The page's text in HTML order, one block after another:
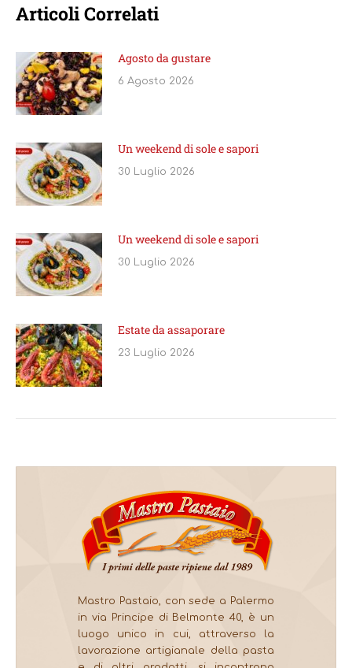
Articoli Correlati
Agosto da gustare
6 Agosto 2026
Un weekend di sole e sapori
30 Luglio 2026
Un weekend di sole e sapori
30 Luglio 2026
Estate da assaporare
23 Luglio 2026
Mastro Pastaio, con sede a Palermo
in via Principe di Belmonte 40, è un
luogo unico in cui, attraverso la
lavorazione artigianale della pasta